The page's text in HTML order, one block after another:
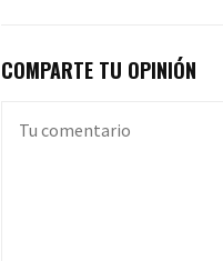
COMPARTE TU OPINIÓN